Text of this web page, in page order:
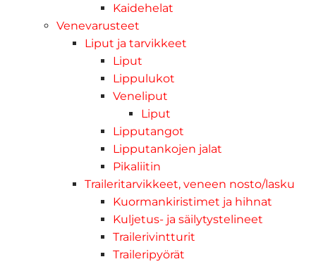
Kaidehelat
Venevarusteet
Liput ja tarvikkeet
Liput
Lippulukot
Veneliput
Liput
Lipputangot
Lipputankojen jalat
Pikaliitin
Traileritarvikkeet, veneen nosto/lasku
Kuormankiristimet ja hihnat
Kuljetus- ja säilytystelineet
Trailerivintturit
Traileripyörät